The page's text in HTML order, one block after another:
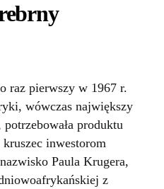
raz pierwszy w 1967 r.
wówczas największy
produktu
kruszec inwestorom
Paula Krugera,
z